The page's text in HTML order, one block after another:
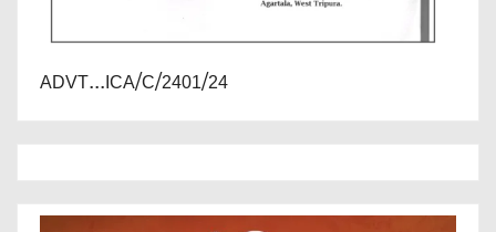
ADVT...ICA/C/2401/24